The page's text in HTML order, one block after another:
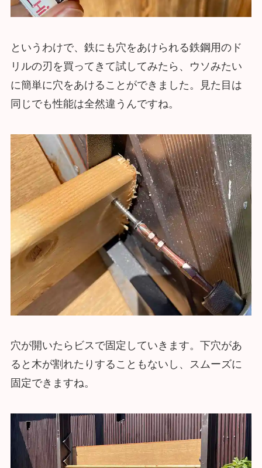
というわけで、鉄にも穴をあけられる鉄鋼用のド
リルの刃を買ってきて試してみたら、ウソみたい
に簡単に穴をあけることができました。見た目は
同じでも性能は全然違うんですね。
穴が開いたらビスで固定していきます。下穴があ
ると木が割れたりすることもないし、スムーズに
固定できますね。